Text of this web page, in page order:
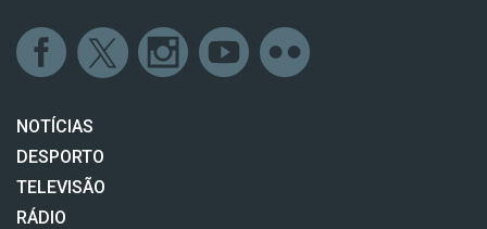
NOTÍCIAS
DESPORTO
TELEVISÃO
RÁDIO